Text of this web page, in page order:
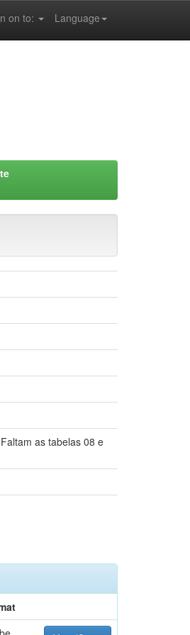
Language
on to:
as tabelas 08 e